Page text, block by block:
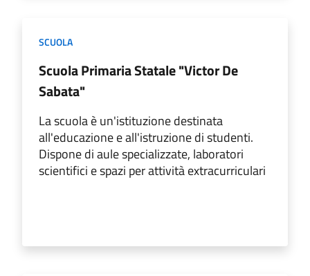
SCUOLA
Scuola Primaria Statale "Victor De
Sabata"
La scuola è un'istituzione destinata
all'educazione e all'istruzione di studenti.
Dispone di aule specializzate, laboratori
scientifici e spazi per attività extracurriculari